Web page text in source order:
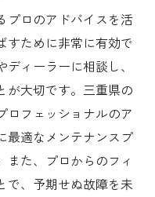
プロのアドバイスを活
すために非常に有効で
ィーラーに相談し、
が大切です。三重県の
ロフェッショナルのア
最適なメンテナンスプ
また、プロからのフィ
で、予期せぬ故障を未